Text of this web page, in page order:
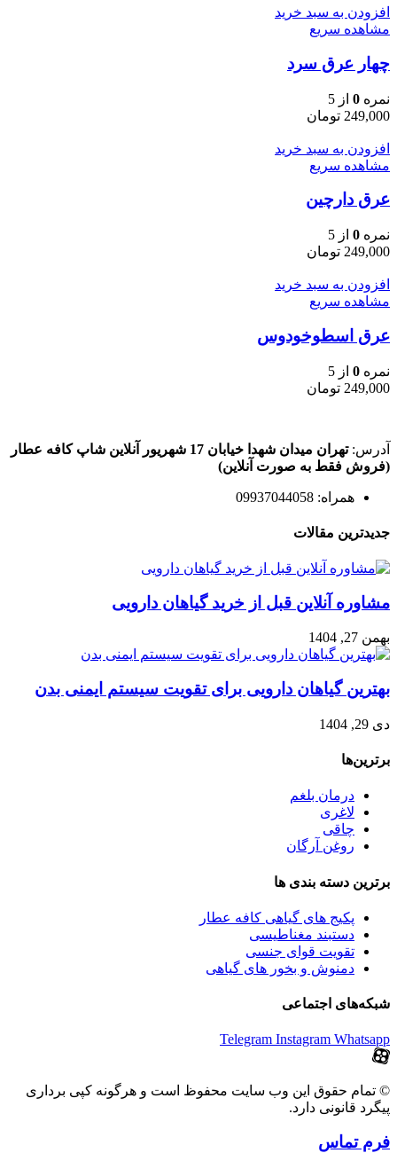
افزودن به سبد خرید
مشاهده سریع
چهار عرق سرد
نمره 0 از 5
249,000 تومان
افزودن به سبد خرید
مشاهده سریع
عرق دارچین
نمره 0 از 5
249,000 تومان
افزودن به سبد خرید
مشاهده سریع
عرق اسطوخودوس
نمره 0 از 5
249,000 تومان
آدرس:تهران میدان شهدا خیابان 17 شهریور آنلاین شاپ کافه عطار
(فروش فقط به صورت آنلاین)
همراه: 09937044058
جدیدترین مقالات
مشاوره آنلاین قبل از خرید گیاهان دارویی
بهمن 27, 1404
بهترین گیاهان دارویی برای تقویت سیستم ایمنی بدن
دی 29, 1404
برترین‌ها
درمان بلغم
لاغری
چاقی
روغن آرگان
برترین‌ دسته بندی ها
پکیج های گیاهی کافه عطار
دستبند مغناطیسی
تقویت قوای جنسی
دمنوش و بخور های گیاهی
شبکه‌های اجتماعی
Telegram Instagram Whatsapp
© تمام حقوق این وب سایت محفوظ است و هرگونه کپی برداری
پیگرد قانونی دارد.
فرم تماس